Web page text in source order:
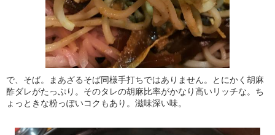
で、そば。まあざるそば同様手打ちではありません。とにかく胡麻
酢ダレがたっぷり。そのタレの胡麻比率がかなり高いリッチな。ち
ょっときな粉っぽいコクもあり。滋味深い味。